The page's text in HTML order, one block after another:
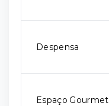
Despensa
Espaço Gourmet